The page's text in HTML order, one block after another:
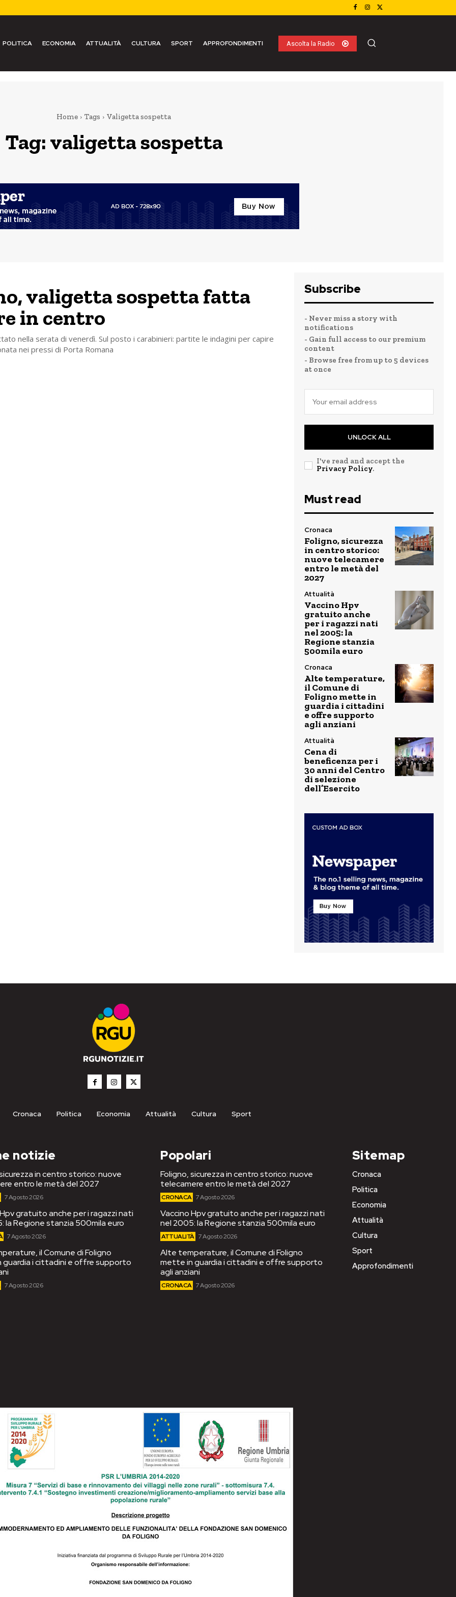
POLITICA ECONOMIA ATTUALITÀ CULTURA SPORT APPROFONDIMENTI Ascolta la Radio
Home Tags Valigetta sospetta
Tag:valigetta sospetta
valigetta sospetta fatta
in centro
nella serata di venerdì. Sul posto i carabinieri: partite le indagini per capire
nei pressi di Porta Romana
Subscribe
- Never miss a story with
notifications
- Gain full access to our premium
content
- Browse free from up to 5 devices
at once
UNLOCK ALL
I've read and accept the
Privacy Policy.
Must read
Cronaca
Foligno, sicurezza
in centro storico:
nuove telecamere
entro le metà del
2027
Attualità
Vaccino Hpv
gratuito anche
per i ragazzi nati
nel 2005: la
Regione stanzia
500mila euro
Cronaca
Alte temperature,
il Comune di
Foligno mette in
guardia i cittadini
e offre supporto
agli anziani
Attualità
Cena di
beneficenza per i
30 anni del Centro
di selezione
dell’Esercito
Cronaca Politica Economia Attualità Cultura Sport
notizie
in centro storico: nuove
entro le metà del 2027
7 Agosto 2026
gratuito anche per i ragazzi nati
la Regione stanzia 500mila euro
7 Agosto 2026
il Comune di Foligno
i cittadini e offre supporto
7 Agosto 2026
Popolari
Foligno, sicurezza in centro storico: nuove
telecamere entro le metà del 2027
CRONACA 7 Agosto 2026
Vaccino Hpv gratuito anche per i ragazzi nati
nel 2005: la Regione stanzia 500mila euro
ATTUALITÀ 7 Agosto 2026
Alte temperature, il Comune di Foligno
mette in guardia i cittadini e offre supporto
agli anziani
CRONACA 7 Agosto 2026
Sitemap
Cronaca
Politica
Economia
Attualità
Cultura
Sport
Approfondimenti